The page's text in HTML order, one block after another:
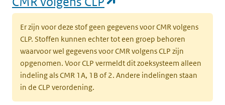
Er zijn voor deze stof geen gegevens voor CMR volgens
CLP. Stoffen kunnen echter tot een groep behoren
waarvoor wel gegevens voor CMR volgens CLP zijn
opgenomen. Voor CLP vermeldt dit zoeksysteem alleen
indeling als CMR 1A, 1B of 2. Andere indelingen staan
in de CLP verordening.